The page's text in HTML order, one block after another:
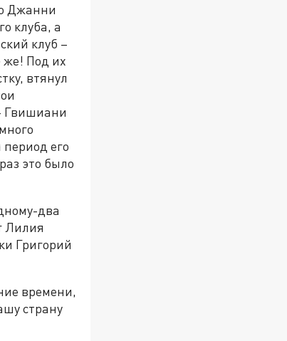
Джанни
клуба, а
клуб –
же! Под их
втянул
Гвишиани
его
это было
два
Лилия
Григорий
времени,
страну